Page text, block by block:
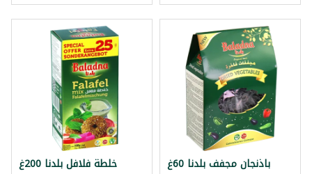
خلطة فلافل بلدنا 200غ باذنجان مجفف بلدنا 60غ